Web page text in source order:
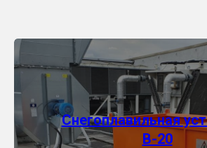
Снегоплавильная
В-20